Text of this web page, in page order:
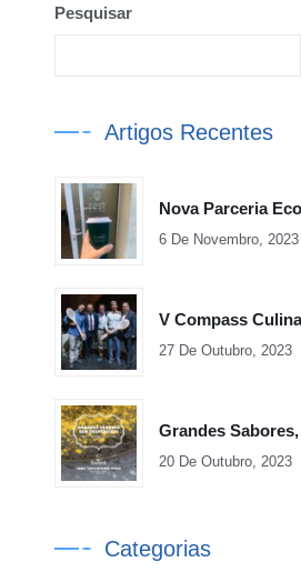
Pesquisar
Artigos Recentes
6 De Novembro, 2023
27 De Outubro, 2023
20 De Outubro, 2023
Categorias